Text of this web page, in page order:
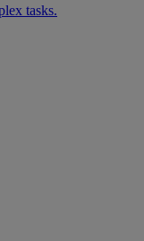
tasks.